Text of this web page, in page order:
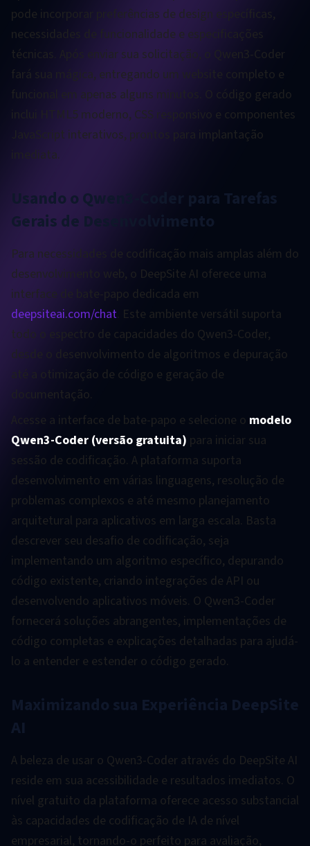
pode incorporar preferências de design específicas,
necessidades de funcionalidade e especificações
técnicas. Após enviar sua solicitação, o Qwen3-Coder
fará sua mágica, entregando um website completo e
funcional em apenas alguns minutos. O código gerado
inclui HTML5 moderno, CSS responsivo e componentes
JavaScript interativos, prontos para implantação
imediata.
Usando o Qwen3-Coder para Tarefas
Gerais de Desenvolvimento
Para necessidades de codificação mais amplas além do
desenvolvimento web, o DeepSite AI oferece uma
interface de bate-papo dedicada em
deepsiteai.com/chat . Este ambiente versátil suporta
todo o espectro de capacidades do Qwen3-Coder,
desde o desenvolvimento de algoritmos e depuração
até a otimização de código e geração de
documentação.
Acesse a interface de bate-papo e selecione o modelo
Qwen3-Coder (versão gratuita) para iniciar sua
sessão de codificação. A plataforma suporta
desenvolvimento em várias linguagens, resolução de
problemas complexos e até mesmo planejamento
arquitetural para aplicativos em larga escala. Basta
descrever seu desafio de codificação, seja
implementando um algoritmo específico, depurando
código existente, criando integrações de API ou
desenvolvendo aplicativos móveis. O Qwen3-Coder
fornecerá soluções abrangentes, implementações de
código completas e explicações detalhadas para ajudá-
lo a entender e estender o código gerado.
Maximizando sua Experiência DeepSite
AI
A beleza de usar o Qwen3-Coder através do DeepSite AI
reside em sua acessibilidade e resultados imediatos. O
nível gratuito da plataforma oferece acesso substancial
às capacidades de codificação de IA de nível
empresarial, tornando-o perfeito para avaliação,